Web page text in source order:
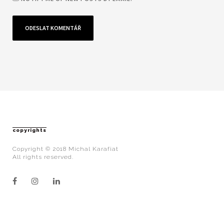
copyrights
Copyright © 2018 Michal Karafiat
All rights reserved.